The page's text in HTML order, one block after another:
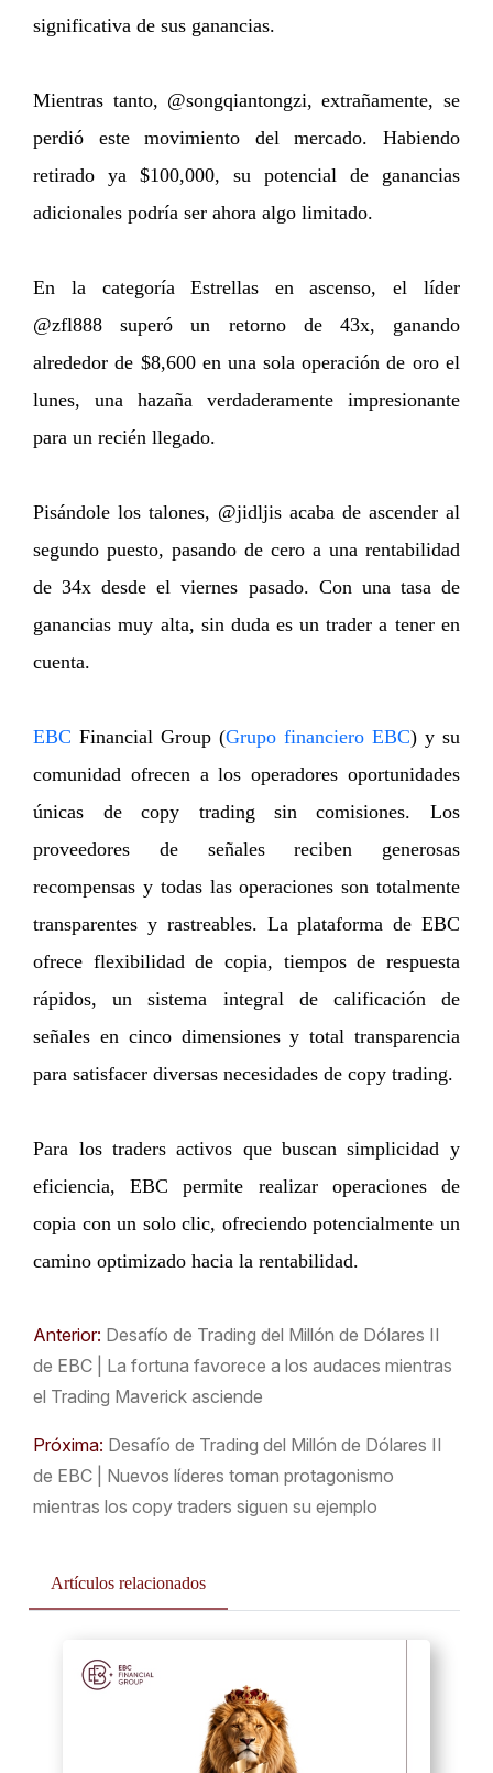
significativa de sus ganancias.
Mientras tanto, @songqiantongzi, extrañamente, se
perdió este movimiento del mercado. Habiendo
retirado ya $100,000, su potencial de ganancias
adicionales podría ser ahora algo limitado.
En la categoría Estrellas en ascenso, el líder
@zfl888 superó un retorno de 43x, ganando
alrededor de $8,600 en una sola operación de oro el
lunes, una hazaña verdaderamente impresionante
para un recién llegado.
Pisándole los talones, @jidljis acaba de ascender al
segundo puesto, pasando de cero a una rentabilidad
de 34x desde el viernes pasado. Con una tasa de
ganancias muy alta, sin duda es un trader a tener en
cuenta.
EBC Financial Group (Grupo financiero EBC) y su
comunidad ofrecen a los operadores oportunidades
únicas de copy trading sin comisiones. Los
proveedores de señales reciben generosas
recompensas y todas las operaciones son totalmente
transparentes y rastreables. La plataforma de EBC
ofrece flexibilidad de copia, tiempos de respuesta
rápidos, un sistema integral de calificación de
señales en cinco dimensiones y total transparencia
para satisfacer diversas necesidades de copy trading.
Para los traders activos que buscan simplicidad y
eficiencia, EBC permite realizar operaciones de
copia con un solo clic, ofreciendo potencialmente un
camino optimizado hacia la rentabilidad.
Anterior: Desafío de Trading del Millón de Dólares II
de EBC | La fortuna favorece a los audaces mientras
el Trading Maverick asciende
Próxima: Desafío de Trading del Millón de Dólares II
de EBC | Nuevos líderes toman protagonismo
mientras los copy traders siguen su ejemplo
Artículos relacionados